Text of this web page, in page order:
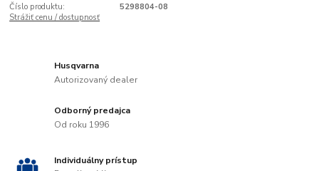
Číslo produktu:
5298804-08
Strážiť cenu / dostupnosť
Husqvarna
Autorizovaný dealer
Odborný predajca
Od roku 1996
Individuálny prístup